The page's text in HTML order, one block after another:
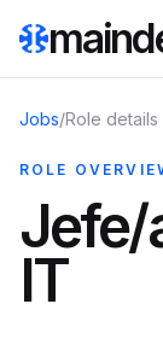
Jobs/Role details
ROLE
Jefe/
IT